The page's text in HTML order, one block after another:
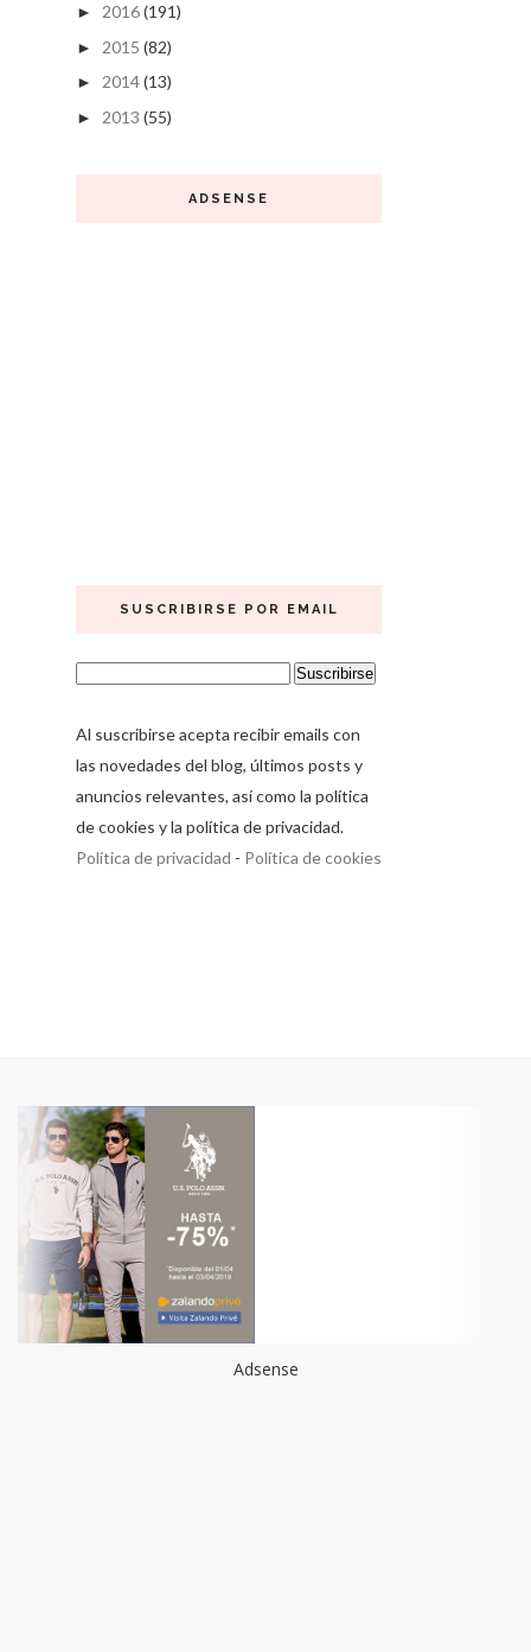
► 2016(191)
► 2015 (82)
► 2014(13)
► 2013 (55)
ADSENSE
SUSCRIBIRSE POR EMAIL
Al suscribirse acepta recibir emails con
las novedades del blog, últimos posts y
anuncios relevantes, así como la política
de cookies y la política de privacidad.
Política de privacidad - Política de cookies
Adsense